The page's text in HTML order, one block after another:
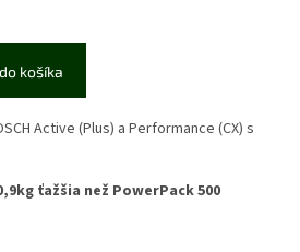
košíka
Active (Plus) a Performance (CX) s
ťažšia než PowerPack 500